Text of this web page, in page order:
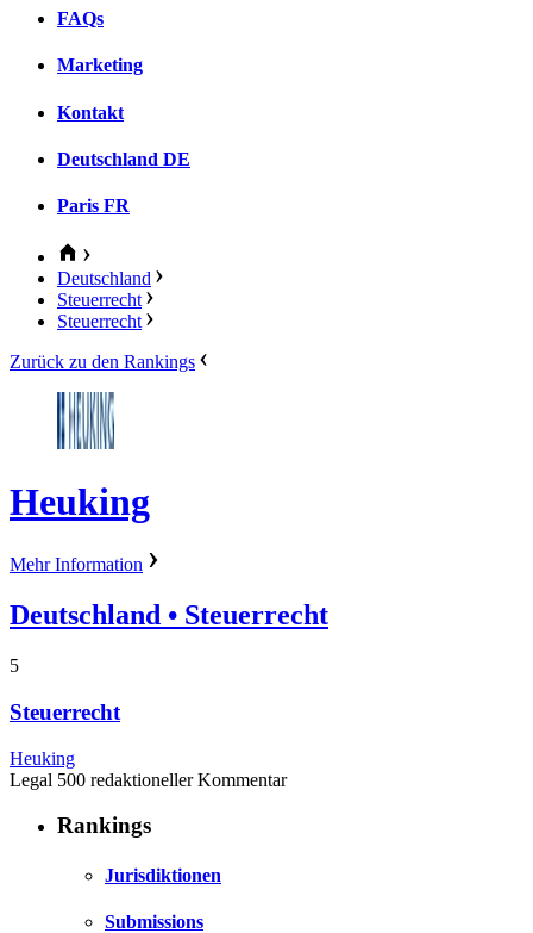
FAQs
Marketing
Kontakt
Deutschland DE
Paris FR
Deutschland
Steuerrecht
Steuerrecht
Zurück zu den Rankings
Heuking
Mehr Information
Deutschland • Steuerrecht
5
Steuerrecht
Heuking
Legal 500 redaktioneller Kommentar
Rankings
Jurisdiktionen
Submissions